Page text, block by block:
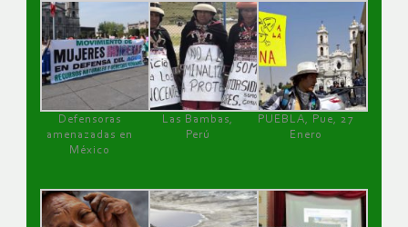
Defensoras
amenazadas en
México
Las Bambas,
Perú
PUEBLA, Pue, 27
Enero